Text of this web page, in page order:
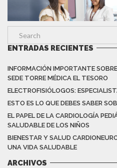
ENTRADAS RECIENTES
INFORMACIÓN IMPORTANTE
SEDE TORRE MÉDICA EL TESORO
ELECTROFISIÓLOGOS:
ESTO ES LO QUE DEBES SABER
EL PAPEL DE LA CARDIOLOGÍA
SALUDABLE DE LOS NIÑOS
BIENESTAR Y SALUD
UNA VIDA SALUDABLE
ARCHIVOS